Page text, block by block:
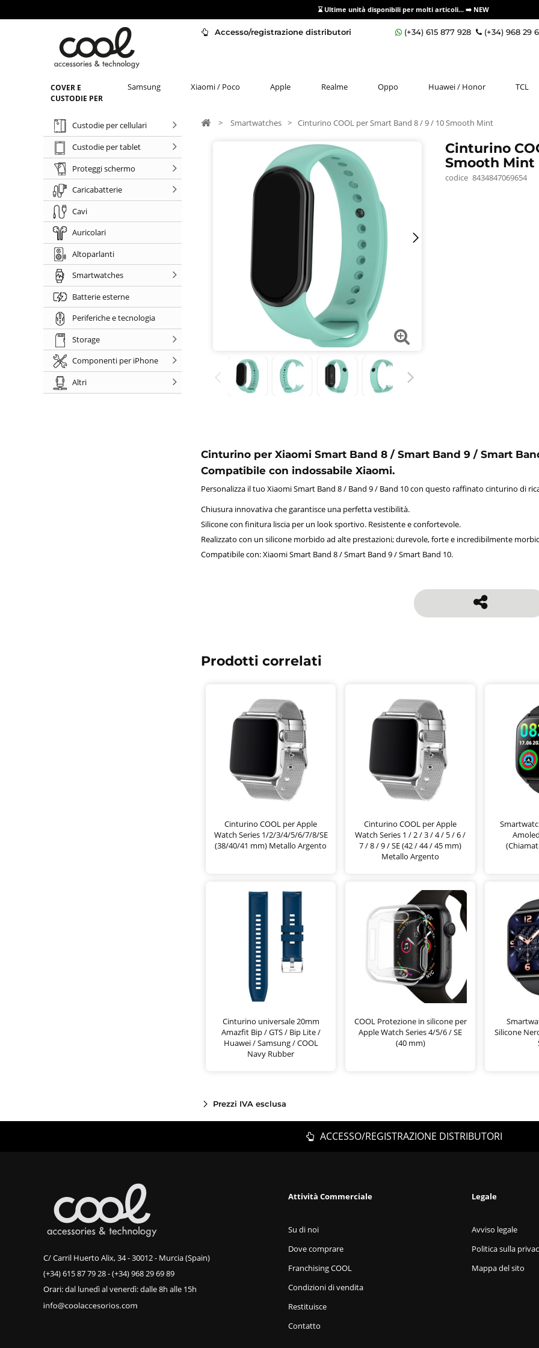
⌛ Ultime unità disponibili per molti articoli... ➡️ NEW
Accesso/registrazione distributori (+34) 615 877 928 (+34) 968 29
COVER E
CUSTODIE PER
Samsung Xiaomi / Poco Apple Realme Oppo Huawei / Honor TCL
Custodie per cellulari
Custodie per tablet
Proteggi schermo
Caricabatterie
Cavi
Auricolari
Altoparlanti
Smartwatches
Batterie esterne
Periferiche e tecnologia
Storage
Componenti per iPhone
Altri
> Smartwatches > Cinturino COOL per Smart Band 8 / 9 / 10 Smooth Mint
Cinturino
Smooth Mint
codice 8434847069654
Cinturino per Xiaomi Smart Band 8 / Smart Band 9 / Smart
Compatibile con indossabile Xiaomi.
Personalizza il tuo Xiaomi Smart Band 8 / Band 9 / Band 10 con questo raffinato cinturino di
Chiusura innovativa che garantisce una perfetta vestibilità.
Silicone con finitura liscia per un look sportivo. Resistente e confortevole.
Realizzato con un silicone morbido ad alte prestazioni; durevole, forte e incredibilmente
Compatibile con: Xiaomi Smart Band 8 / Smart Band 9 / Smart Band 10.
Prodotti correlati
Cinturino COOL per Apple
Watch Series 1/2/3/4/5/6/7/8/SE
(38/40/41 mm) Metallo Argento
Cinturino COOL per Apple
Watch Series 1 / 2 / 3 / 4 / 5 / 6 /
7 / 8 / 9 / SE (42 / 44 / 45 mm)
Metallo Argento
Cinturino universale 20mm
Amazfit Bip / GTS / Bip Lite /
Huawei / Samsung / COOL
Navy Rubber
COOL Protezione in silicone per
Apple Watch Series 4/5/6 / SE
(40 mm)
Silicone
Prezzi IVA esclusa
ACCESSO/REGISTRAZIONE DISTRIBUTORI
C/ Carril Huerto Alix, 34 - 30012 - Murcia (Spain)
(+34) 615 87 79 28-(+34) 968 29 69 89
Orari: dal lunedì al venerdì: dalle 8h alle 15h
Attività Commerciale
Su di noi
Dove comprare
Franchising COOL
Condizioni di vendita
Restituisce
Contatto
Legale
Avviso legale
Politica sulla
Mappa del sito